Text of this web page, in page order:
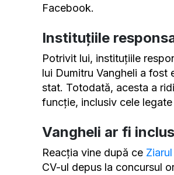
Facebook.
Instituțiile
Potrivit lui, instituțiile
lui Dumitru Vangheli a
stat. Totodată, acesta a
funcție, inclusiv cele
Vangheli ar fi
Reacția vine după ce
CV-ul depus la concursul